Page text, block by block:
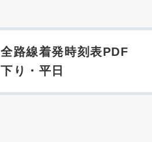
全路線着発時刻表PDF
下り・平日